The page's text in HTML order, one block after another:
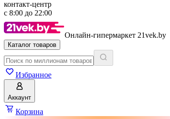
контакт-центр
с 8:00 до 22:00
Онлайн-гипермаркет 21vek.by
Каталог товаров
Избранное
Аккаунт
Корзина